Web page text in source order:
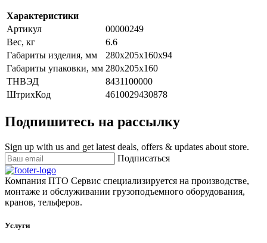
Характеристики
Артикул
00000249
Вес, кг
6.6
Габариты изделия, мм
280х205х160х94
Габариты упаковки, мм 280x205x160
ТНВЭД
8431100000
ШтрихКод
4610029430878
Подпишитесь на рассылку
Sign up with us and get latest deals, offers & updates about store.
Подписаться
Компания ПТО Сервис специализируется на производстве,
монтаже и обслуживании грузоподъемного оборудования,
кранов, тельферов.
Услуги